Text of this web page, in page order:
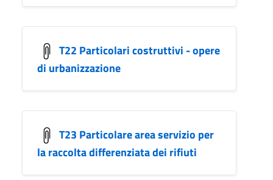
T22 Particolari costruttivi - opere
di urbanizzazione
T23 Particolare area servizio per
la raccolta differenziata dei rifiuti